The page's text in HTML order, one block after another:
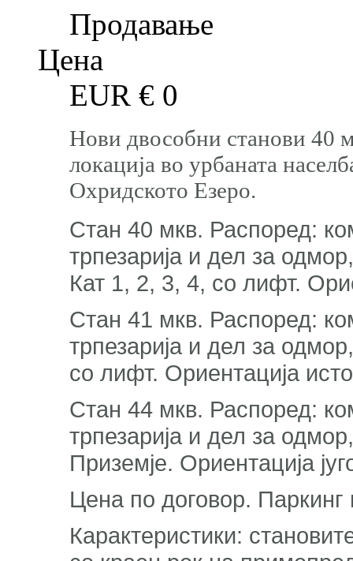
Продавање
Цена
EUR € 0
Нови двособни станови 40
локација во урбаната
Охридското Езеро.
Стан 40 мкв. Распоред:
трпезарија и дел за
Кат 1, 2, 3, 4, со лифт.
Стан 41 мкв. Распоред:
трпезарија и дел за
со лифт. Ориентација
Стан 44 мкв. Распоред:
трпезарија и дел за
Приземје. Ориентација
Цена по договор.
Карактеристики: